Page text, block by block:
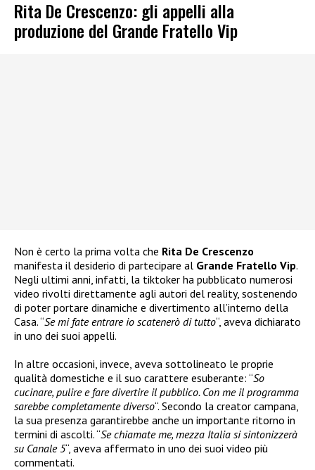
Rita De Crescenzo: gli appelli alla
produzione del Grande Fratello Vip
Non è certo la prima volta che Rita De Crescenzo
manifesta il desiderio di partecipare al Grande Fratello Vip.
Negli ultimi anni, infatti, la tiktoker ha pubblicato numerosi
video rivolti direttamente agli autori del reality, sostenendo
di poter portare dinamiche e divertimento all’interno della
Casa. “Se mi fate entrare io scatenerò di tutto“, aveva dichiarato
in uno dei suoi appelli.
In altre occasioni, invece, aveva sottolineato le proprie
qualità domestiche e il suo carattere esuberante: “So
cucinare, pulire e fare divertire il pubblico. Con me il programma
sarebbe completamente diverso“. Secondo la creator campana,
la sua presenza garantirebbe anche un importante ritorno in
termini di ascolti. “Se chiamate me, mezza Italia si sintonizzerà
su Canale 5“, aveva affermato in uno dei suoi video più
commentati.